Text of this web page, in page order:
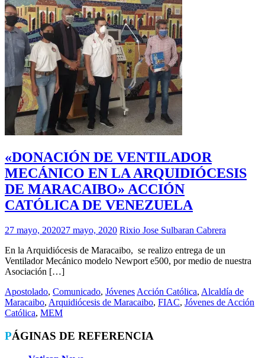
«DONACIÓN DE VENTILADOR
MECÁNICO EN LA ARQUIDIÓCESIS
DE MARACAIBO» ACCIÓN
CATÓLICA DE VENEZUELA
27 mayo, 202027 mayo, 2020 Rixio Jose Sulbaran Cabrera
En la Arquidiócesis de Maracaibo, se realizo entrega de un
Ventilador Mecánico modelo Newport e500, por medio de nuestra
Asociación […]
Apostolado, Comunicado, Jóvenes Acción Católica, Alcaldía de
Maracaibo, Arquidiócesis de Maracaibo, FIAC, Jóvenes de Acción
Católica, MEM
PÁGINAS DE REFERENCIA